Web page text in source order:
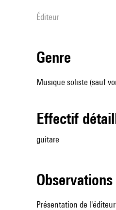
éditeur
genre
Musique soliste (sauf
effectif
guitare
observations
Présentation de